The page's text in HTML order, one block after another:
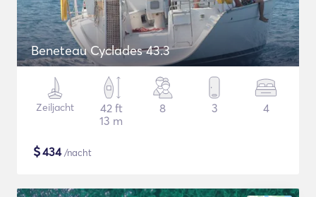
Beneteau Cyclades 43.3
Zeiljacht
42 ft
13 m
8 3 4
$434/nacht